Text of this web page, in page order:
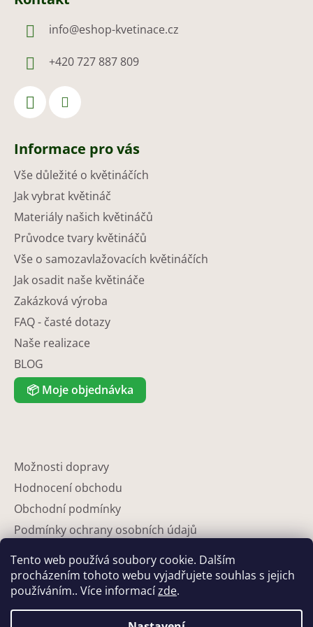
Tento web používá soubory cookie. Dalším
procházením tohoto webu vyjadřujete souhlas s jejich
používáním.. Více informacízde.
info@eshop-kvetinace.cz
+420 727 887 809
Informace pro vás
Vše důležité o květináčích
Jak vybrat květináč
Materiály našich květináčů
Průvodce tvary květináčů
Vše o samozavlažovacích květináčích
Jak osadit naše květináče
Zakázková výroba
FAQ - časté dotazy
Naše realizace
BLOG
📦 Moje objednávka
Možnosti dopravy
Hodnocení obchodu
Obchodní podmínky
Podmínky ochrany osobních údajů
Partneři
Kontakty